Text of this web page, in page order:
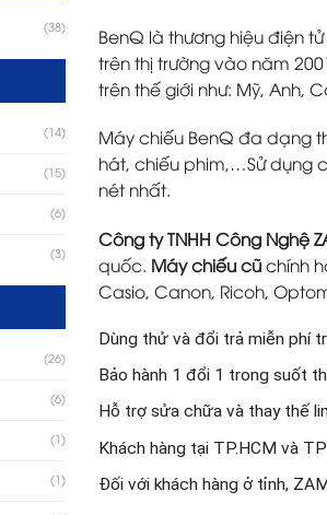
(38)
(14)
(15)
(6)
(3)
(26)
(6)
(1)
(1)
BenQ là thương hiệu điện
trên thị trường vào năm
trên thế giới như: Mỹ, Anh,
Máy chiếu BenQ đa dạng
hát, chiếu phim,…Sử dụng
nét nhất.
Công ty TNHH Công Nghệ
quốc. Máy chiếu cũchính
Casio, Canon, Ricoh,
Dùng thử và đổi trả miễn phí
Bảo hành 1 đổi 1 trong suốt
Hỗ trợ sửa chữa và thay thế
Khách hàng tại TP.HCM và
Đối với khách hàng ở tỉnh,